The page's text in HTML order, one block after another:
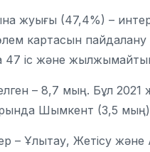
жуығы (47,4%) –
картасын
іс және жылжымайтын
– 8,7 мың. Бұл
Шымкент (3,5
– Ұлытау, Жетісу